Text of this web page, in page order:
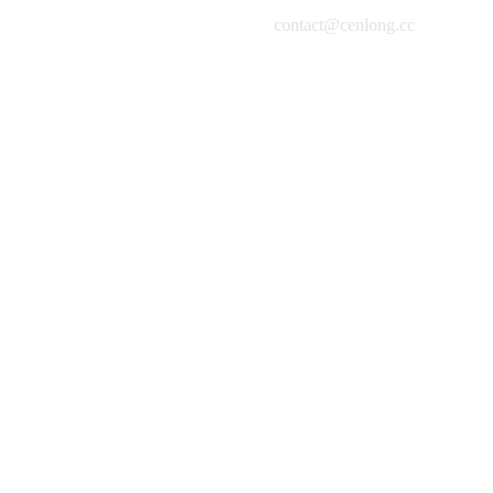
contact@cenlong.cc